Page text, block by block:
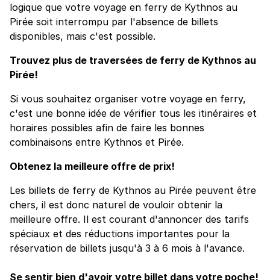
logique que votre voyage en ferry de Kythnos au
Pirée soit interrompu par l'absence de billets
disponibles, mais c'est possible.
Trouvez plus de traversées de ferry de Kythnos au
Pirée!
Si vous souhaitez organiser votre voyage en ferry,
c'est une bonne idée de vérifier tous les itinéraires et
horaires possibles afin de faire les bonnes
combinaisons entre Kythnos et Pirée.
Obtenez la meilleure offre de prix!
Les billets de ferry de Kythnos au Pirée peuvent être
chers, il est donc naturel de vouloir obtenir la
meilleure offre. Il est courant d'annoncer des tarifs
spéciaux et des réductions importantes pour la
réservation de billets jusqu'à 3 à 6 mois à l'avance.
Se sentir bien d'avoir votre billet dans votre poche!